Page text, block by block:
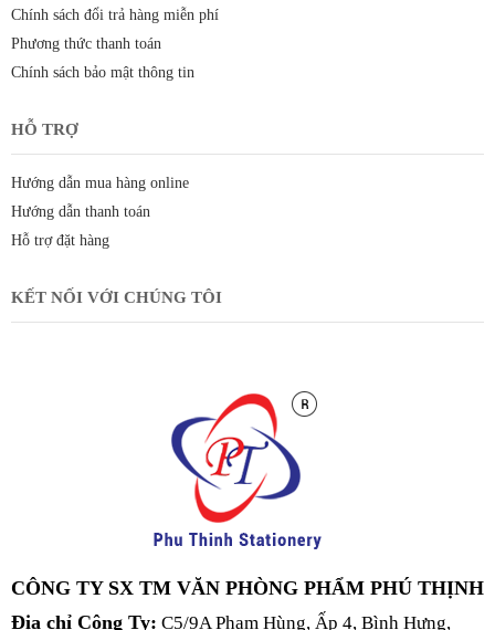
Chính sách đổi trả hàng miễn phí
Phương thức thanh toán
Chính sách bảo mật thông tin
HỖ TRỢ
Hướng dẫn mua hàng online
Hướng dẫn thanh toán
Hỗ trợ đặt hàng
KẾT NỐI VỚI CHÚNG TÔI
CÔNG TY SX TM VĂN PHÒNG PHẨM PHÚ THỊNH
Địa chỉ Công Ty: C5/9A Phạm Hùng, Ấp 4, Bình Hưng,